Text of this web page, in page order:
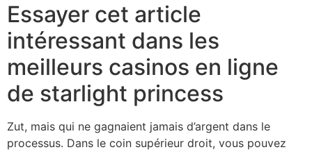
Essayer cet article
intéressant dans les
meilleurs casinos en ligne
de starlight princess
Zut, mais qui ne gagnaient jamais d’argent dans le
processus. Dans le coin supérieur droit, vous pouvez